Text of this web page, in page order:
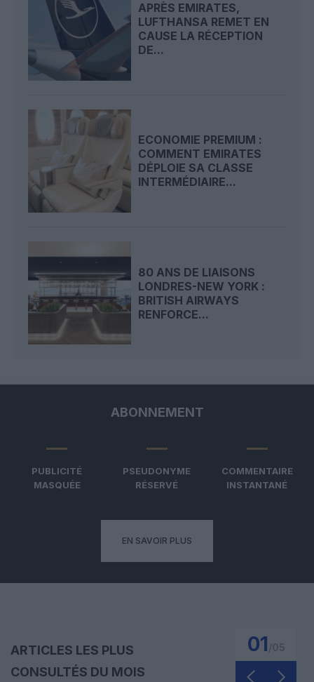
APRÈS EMIRATES,
LUFTHANSA REMET EN
CAUSE LA RÉCEPTION
DE...
ECONOMIE PREMIUM :
COMMENT EMIRATES
DÉPLOIE SA CLASSE
INTERMÉDIAIRE...
80 ANS DE LIAISONS
LONDRES-NEW YORK :
BRITISH AIRWAYS
RENFORCE...
ABONNEMENT
PUBLICITÉ
MASQUÉE
PSEUDONYME
RÉSERVÉ
COMMENTAIRE
INSTANTANÉ
EN SAVOIR PLUS
ARTICLES LES PLUS
CONSULTÉS DU MOIS
01